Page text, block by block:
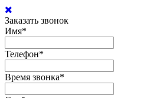
Заказать звонок
Имя*
Телефон*
Время звонка*